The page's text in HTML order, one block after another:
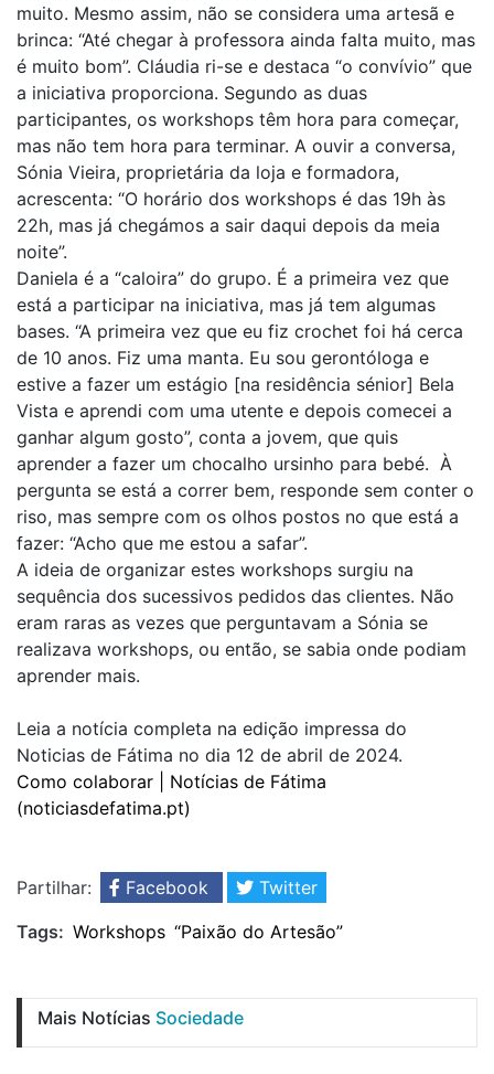
muito. Mesmo assim, não se considera uma artesã e
brinca: “Até chegar à professora ainda falta muito, mas
é muito bom”. Cláudia ri-se e destaca “o convívio” que
a iniciativa proporciona. Segundo as duas
participantes, os workshops têm hora para começar,
mas não tem hora para terminar. A ouvir a conversa,
Sónia Vieira, proprietária da loja e formadora,
acrescenta: “O horário dos workshops é das 19h às
22h, mas já chegámos a sair daqui depois da meia
noite”.
Daniela é a “caloira” do grupo. É a primeira vez que
está a participar na iniciativa, mas já tem algumas
bases. “A primeira vez que eu fiz crochet foi há cerca
de 10 anos. Fiz uma manta. Eu sou gerontóloga e
estive a fazer um estágio [na residência sénior] Bela
Vista e aprendi com uma utente e depois comecei a
ganhar algum gosto”, conta a jovem, que quis
aprender a fazer um chocalho ursinho para bebé. À
pergunta se está a correr bem, responde sem conter o
riso, mas sempre com os olhos postos no que está a
fazer: “Acho que me estou a safar”.
A ideia de organizar estes workshops surgiu na
sequência dos sucessivos pedidos das clientes. Não
eram raras as vezes que perguntavam a Sónia se
realizava workshops, ou então, se sabia onde podiam
aprender mais.
Leia a notícia completa na edição impressa do
Noticias de Fátima no dia 12 de abril de 2024.
Como colaborar | Notícias de Fátima
(noticiasdefatima.pt)
Partilhar: Facebook
Twitter
Tags: Workshops “Paixão do Artesão”
Mais Notícias Sociedade